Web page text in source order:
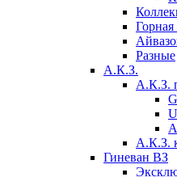
Разные
А.К.З.
А.К.З.
А.К.З.
Гиневан ВЗ